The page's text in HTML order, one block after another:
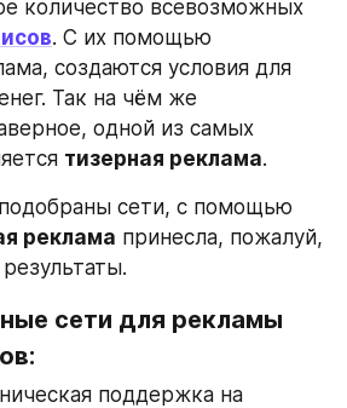
. С их помощью
создаются условия для
Так на чём же
одной из самых
тизерная реклама.
сети, с помощью
реклама принесла, пожалуй,
сети для рекламы
поддержка на